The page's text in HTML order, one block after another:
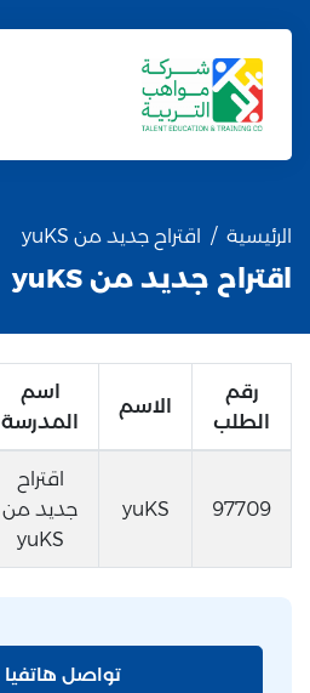
الرئيسية اقتراح جديد من yuKS
اقتراح جديد من yuKS
رقم
الطلب
الاسم
اسم
المدرسة
97709
yuKS
اقتراح
جديد من
yuKS
تواصل هاتفيا